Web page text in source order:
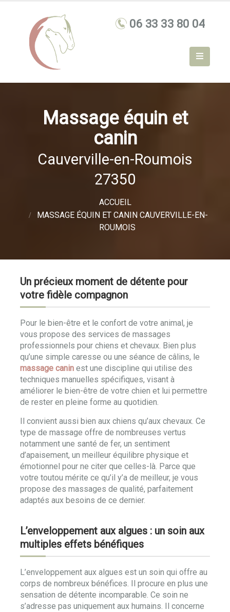
Massage équin et
canin
Cauverville-en-Roumois
27350
ACCUEIL
MASSAGE ÉQUIN ET CANIN CAUVERVILLE-EN-
ROUMOIS
Un précieux moment de détente pour
votre fidèle compagnon
Pour le bien-être et le confort de votre animal, je
vous propose des services de massages
professionnels pour chiens et chevaux. Bien plus
qu’une simple caresse ou une séance de câlins, le
massage canin est une discipline qui utilise des
techniques manuelles spécifiques, visant à
améliorer le bien-être de votre chien et lui permettre
de rester en pleine forme au quotidien.
Il convient aussi bien aux chiens qu’aux chevaux. Ce
type de massage offre de nombreuses vertus
notamment une santé de fer, un sentiment
d’apaisement, un meilleur équilibre physique et
émotionnel pour ne citer que celles-là. Parce que
votre toutou mérite ce qu’il y’a de meilleur, je vous
propose des massages de qualité, parfaitement
adaptés aux besoins de ce dernier.
L’enveloppement aux algues : un soin aux
multiples effets bénéfiques
L’enveloppement aux algues est un soin qui offre au
corps de nombreux bénéfices. Il procure en plus une
sensation de détente incomparable. Ce soin ne
s’adresse pas uniquement aux humains. Il concerne